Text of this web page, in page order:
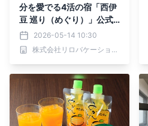
分を愛でる4活の宿「西伊
豆 巡り（めぐり）」公式
サイトオープン・宿泊プラ
ン予約開始｜2026年5月1
4日より
2026-05-14 10:30
株式会社リロバケーションズ